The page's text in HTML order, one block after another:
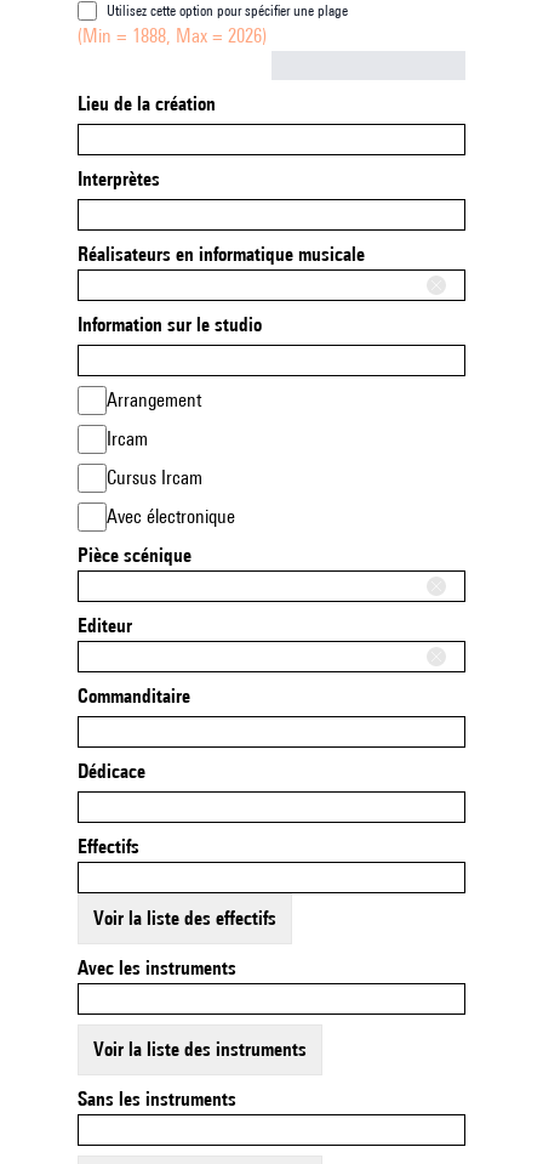
Utilisez cette option pour spécifier une plage
(Min = 1888, Max = 2026)
Lieu de la création
Interprètes
Réalisateurs en informatique musicale
Information sur le studio
Arrangement
Ircam
Cursus Ircam
Avec électronique
Pièce scénique
Editeur
Commanditaire
Dédicace
Effectifs
Voir la liste des effectifs
Avec les instruments
Voir la liste des instruments
Sans les instruments